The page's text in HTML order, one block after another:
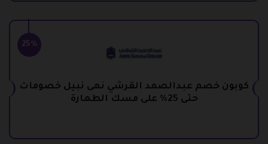
25%
كوبون خصم عبدالصمد القرشي نهى نبيل خصومات
حتى 25% على مسك الطهارة